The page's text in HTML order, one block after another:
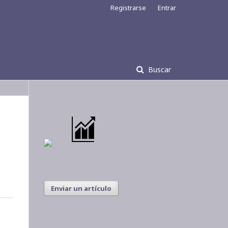
Buscar
Registrarse Entrar
Enviar un artículo